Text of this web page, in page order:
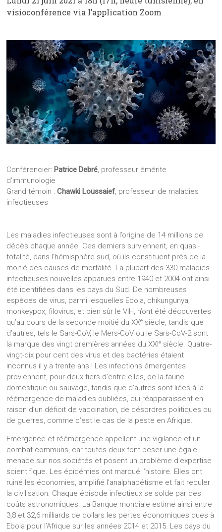
visioconférence via l’application Zoom
Conférencier: Patrice Debré, professeur émérite
d’immunologie
Grand témoin :Chawki Loussaief, professeur de maladies
infectieuses
Les maladies infectieuses sont à l’origine de 14 millions de
décès chaque année. Ces derniers surviennent, en quasi-
totalité, dans l’hémisphère sud, où ils constituent près de la
moitié des causes de mortalité. La plupart des 330 maladies
infectieuses nouvelles apparues entre 1940 et 2004 ont ainsi
été identifiées dans les pays du Sud. De nombreuses
espèces de virus, parmi lesquelles Ebola, chikungunya,
monkeypox, filovirus, et bien sûr le VIH, n’ont été découvertes
qu’au cours de la seconde moitié du XXe siècle, tandis que
d’autres, tels le Sars-CoV, le Mers-CoV ou le Sars-CoV-2 sont
la marque des vingt premières années du XXIe siècle. Quatre-
vingt-dix pour cent des virus et des bactéries étaient
inconnus il y a trente ans ! Les infections émergentes
proviennent, pour deux tiers d’entre elles, de la faune
domestique ou sauvage, tandis que d’autres sont liées à la
réémergence de maladies oubliées, qui réapparaissent en
raison d’un déficit de vaccination, de désordres politiques ou
de guerres, comme c’est le cas de la peste en Afrique.
Emergence et réémergence appellent une vigilance et un
combat communs, car toutes deux font peser une égale
menace sur nos sociétés et posent un problème d’expertise
scientifique. Les épidémies ont marqué l’histoire. Elles ont
ruiné les économies, amplifié l’analphabétisme et fait reculer
la civilisation. Chaque épisode infectieux se solde par des
coûts astronomiques. La Banque mondiale estime ainsi entre
3,8 et 32,6 milliards de dollars les pertes économiques dues à
Ebola pour l’Afrique sur les années 2014 et 2015. Les pays du